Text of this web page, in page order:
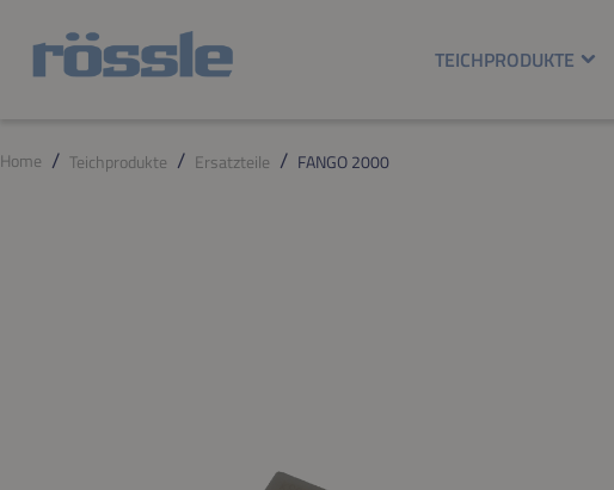
Hauptinhalt springen
Zur Suche springen
Zur Hauptnavigation springen
TEICHPRODUKTE
Home Teichprodukte Ersatzteile FANGO 2000